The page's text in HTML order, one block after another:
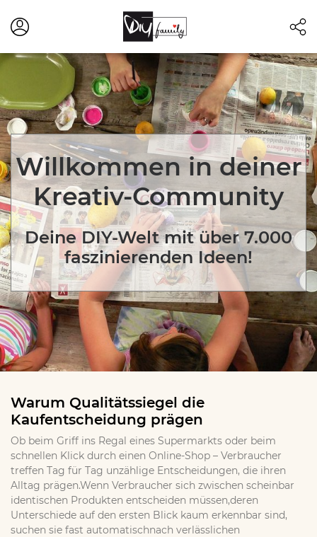
Willkommen in deiner
Kreativ-Community
Deine DIY-Welt mit über 7.000
faszinierenden Ideen!
Warum Qualitätssiegel die
Kaufentscheidung prägen
Ob beim Griff ins Regal eines Supermarkts oder beim
schnellen Klick durch einen Online-Shop – Verbraucher
treffen Tag für Tag unzählige Entscheidungen, die ihren
Alltag prägen.Wenn Verbraucher sich zwischen scheinbar
identischen Produkten entscheiden müssen,deren
Unterschiede auf den ersten Blick kaum erkennbar sind,
suchen sie fast automatischnach verlässlichen